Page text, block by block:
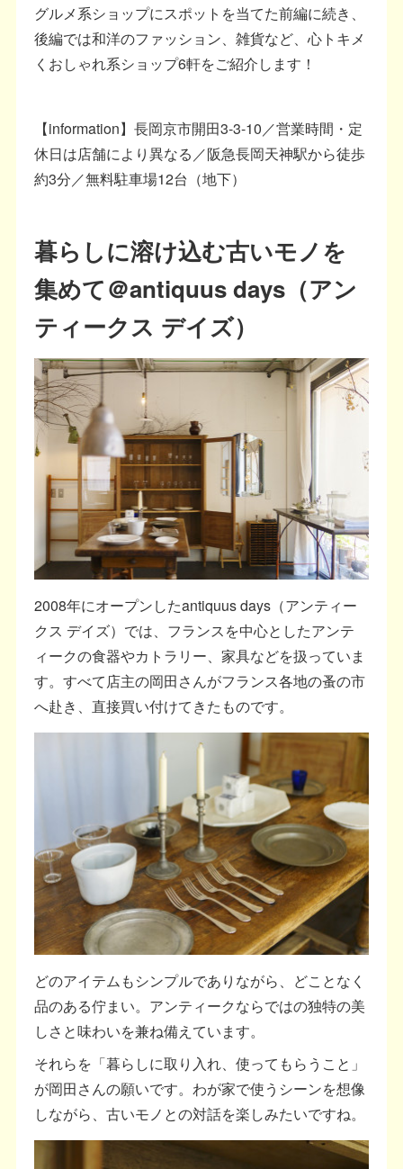
グルメ系ショップにスポットを当てた前編に続き、
後編では和洋のファッション、雑貨など、心トキメ
くおしゃれ系ショップ6軒をご紹介します！
【information】長岡京市開田3-3-10／営業時間・定
休日は店舗により異なる／阪急長岡天神駅から徒歩
約3分／無料駐車場12台（地下）
暮らしに溶け込む古いモノを
集めて＠antiquus days（アン
ティークス デイズ）
2008年にオープンしたantiquus days（アンティー
クス デイズ）では、フランスを中心としたアンテ
ィークの食器やカトラリー、家具などを扱っていま
す。すべて店主の岡田さんがフランス各地の蚤の市
へ赴き、直接買い付けてきたものです。
どのアイテムもシンプルでありながら、どことなく
品のある佇まい。アンティークならではの独特の美
しさと味わいを兼ね備えています。
それらを「暮らしに取り入れ、使ってもらうこと」
が岡田さんの願いです。わが家で使うシーンを想像
しながら、古いモノとの対話を楽しみたいですね。